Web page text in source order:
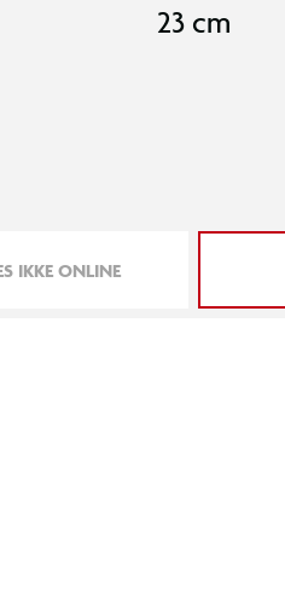
23 cm
IKKE ONLINE